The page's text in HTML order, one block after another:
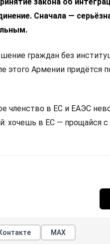
закона об
Сначала —
граждан без
этого Армении придётся
членство в ЕС и ЕАЭС
хочешь в ЕС — прощайся
МАХ